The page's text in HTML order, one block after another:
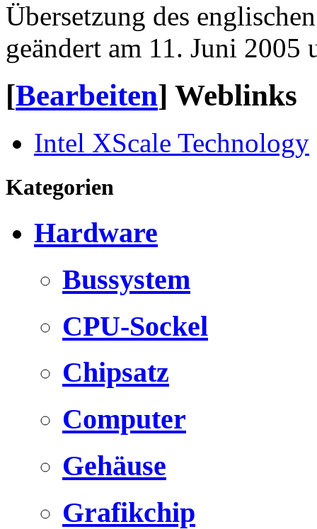
Übersetzung des
geändert am 11. Juni 2005
[Bearbeiten] Weblinks
Intel XScale Technology
Kategorien
Hardware
Bussystem
CPU-Sockel
Chipsatz
Computer
Gehäuse
Grafikchip